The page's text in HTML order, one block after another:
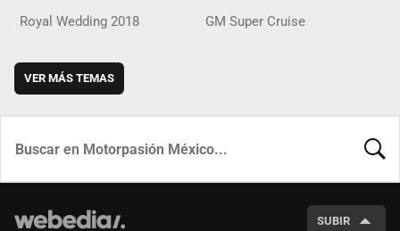
Royal Wedding 2018 GM Super Cruise
VER MÁS TEMAS
SUBIR